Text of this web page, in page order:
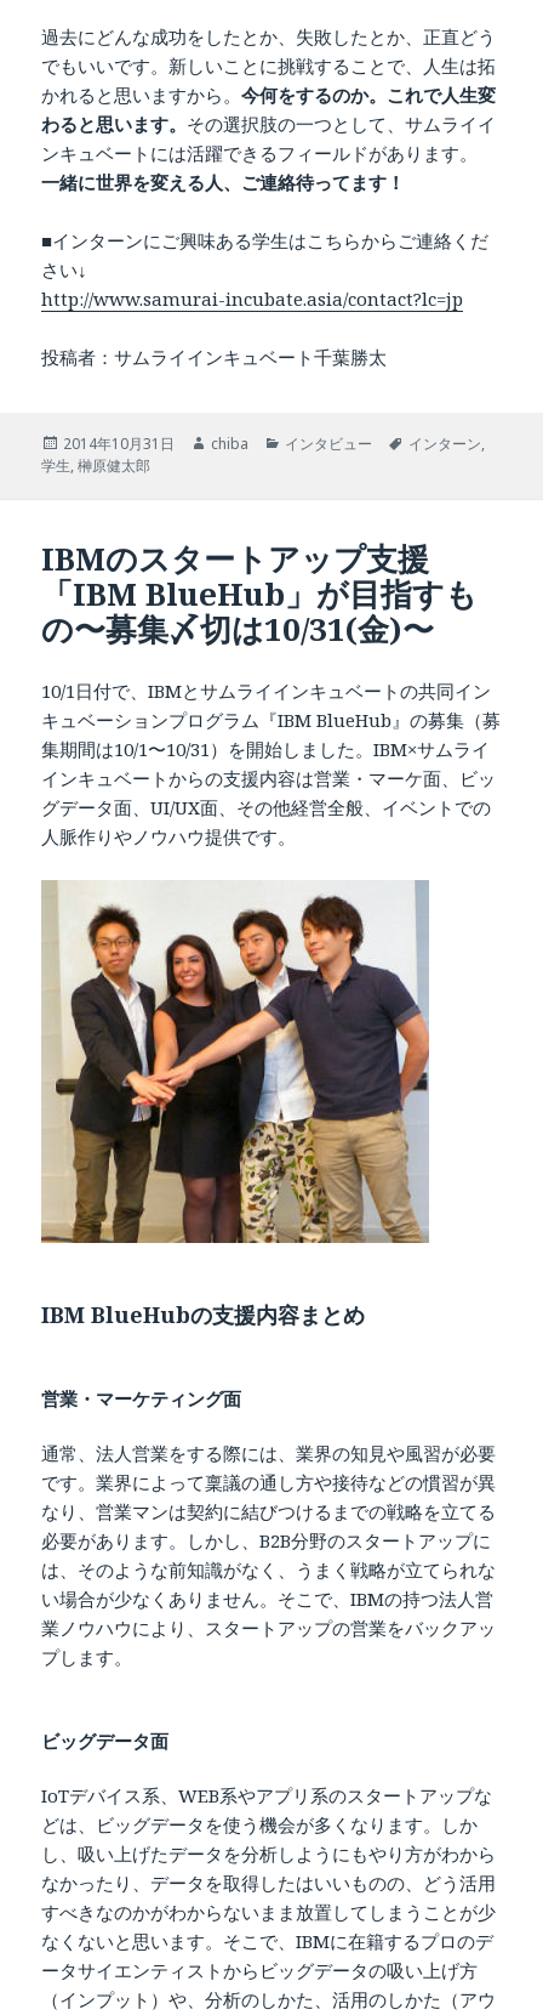
過去にどんな成功をしたとか、失敗したとか、正直どう
でもいいです。新しいことに挑戦することで、人生は拓
かれると思いますから。今何をするのか。これで人生変
わると思います。 その選択肢の一つとして、サムライイ
ンキュベートには活躍できるフィールドがあります。
一緒に世界を変える人、ご連絡待ってます！
■インターンにご興味ある学生はこちらからご連絡くだ
さい↓
http://www.samurai-incubate.asia/contact?lc=jp
投稿者：サムライインキュベート千葉勝太
投
稿
2014年10月31日
作
chiba
カ
インタビュー
タ
インターン,
学生,榊原健太郎
IBMのスタートアップ支援
「IBM BlueHub」が目指すも
の〜募集〆切は10/31(金)〜
10/1日付で、IBMとサムライインキュベートの共同イン
キュベーションプログラム『IBM BlueHub』の募集（募
集期間は10/1〜10/31）を開始しました。IBM×サムライ
インキュベートからの支援内容は営業・マーケ面、ビッ
グデータ面、UI/UX面、その他経営全般、イベントでの
人脈作りやノウハウ提供です。
IBM BlueHubの支援内容まとめ
営業・マーケティング面
通常、法人営業をする際には、業界の知見や風習が必要
です。業界によって稟議の通し方や接待などの慣習が異
なり、営業マンは契約に結びつけるまでの戦略を立てる
必要があります。しかし、B2B分野のスタートアップに
は、そのような前知識がなく、うまく戦略が立てられな
い場合が少なくありません。そこで、IBMの持つ法人営
業ノウハウにより、スタートアップの営業をバックアッ
プします。
ビッグデータ面
IoTデバイス系、WEB系やアプリ系のスタートアップな
どは、ビッグデータを使う機会が多くなります。しか
し、吸い上げたデータを分析しようにもやり方がわから
なかったり、データを取得したはいいものの、どう活用
すべきなのかがわからないまま放置してしまうことが少
なくないと思います。そこで、IBMに在籍するプロのデ
ータサイエンティストからビッグデータの吸い上げ方
（インプット）や、分析のしかた、活用のしかた（アウ